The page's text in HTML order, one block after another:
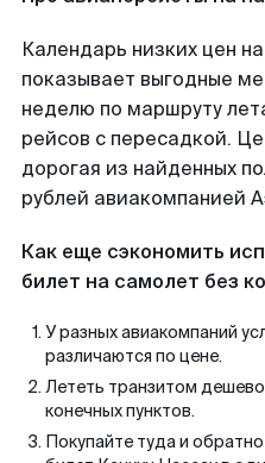
Календарь низких цен
показывает выгодные
неделю по маршруту
рейсов с пересадкой.
дорогая из найденных
рублей авиакомпанией
Как еще сэкономить
билет на самолет без
У разных авиакомпаний
различаются по цене.
Лететь транзитом
конечных пунктов.
Покупайте туда и